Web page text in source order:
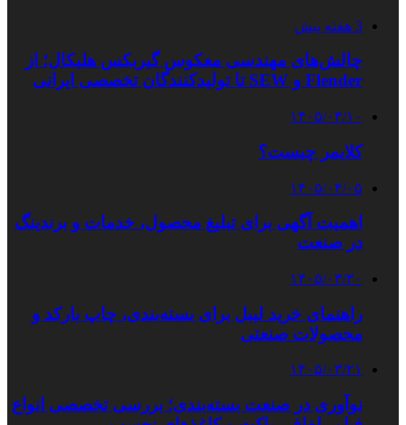
3 هفته پیش
چالش‌های مهندسی معکوس گیربکس هلیکال؛ از
Flender و SEW تا تولیدکنندگان تخصصی ایرانی
۱۴۰۵/۰۴/۱۰
کلایمر چیست؟
۱۴۰۵/۰۴/۰۵
اهمیت آگهی برای تبلیغ محصول، خدمات و برندینگ
در صنعت
۱۴۰۵/۰۳/۳۰
راهنمای خرید لیبل برای بسته‌بندی، چاپ بارکد و
محصولات صنعتی
۱۴۰۵/۰۳/۲۱
نوآوری در صنعت بسته‌بندی؛ بررسی تخصصی انواع